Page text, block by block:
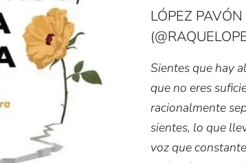
LÓPEZ PAVÓN
Sientes que hay
que no eres
racionalmente
sientes, lo que
voz que